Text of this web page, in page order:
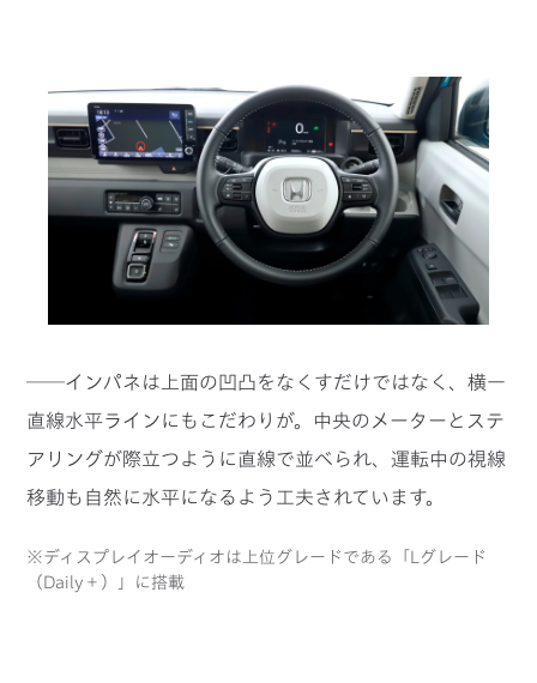
──インパネは上面の凹凸をなくすだけではなく、横一
直線水平ラインにもこだわりが。中央のメーターとステ
アリングが際立つように直線で並べられ、運転中の視線
移動も自然に水平になるよう工夫されています。
※ディスプレイオーディオは上位グレードである「Lグレード
（Daily＋）」に搭載